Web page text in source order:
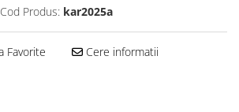
Cod Produs: kar2025a
Favorite Cere informatii